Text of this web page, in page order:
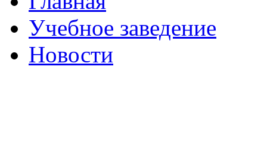
Учебное заведение
Новости